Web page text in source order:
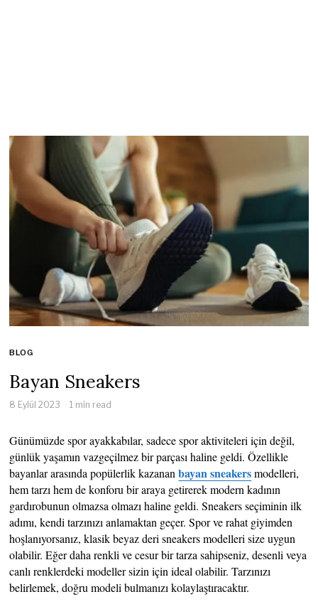
BLOG
Bayan Sneakers
8 Eylül 2023 1 min read
Günümüzde spor ayakkabılar, sadece spor aktiviteleri için değil,
günlük yaşamın vazgeçilmez bir parçası haline geldi. Özellikle
bayanlar arasında popülerlik kazananbayan sneakersmodelleri,
hem tarzı hem de konforu bir araya getirerek modern kadının
gardırobunun olmazsa olmazı haline geldi. Sneakers seçiminin ilk
adımı, kendi tarzınızı anlamaktan geçer. Spor ve rahat giyimden
hoşlanıyorsanız, klasik beyaz deri sneakers modelleri size uygun
olabilir. Eğer daha renkli ve cesur bir tarza sahipseniz, desenli veya
canlı renklerdeki modeller sizin için ideal olabilir. Tarzınızı
belirlemek, doğru modeli bulmanızı kolaylaştıracaktır.